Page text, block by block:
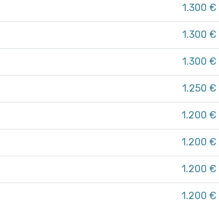
1.300 €
1.300 €
1.300 €
1.250 €
1.200 €
1.200 €
1.200 €
1.200 €